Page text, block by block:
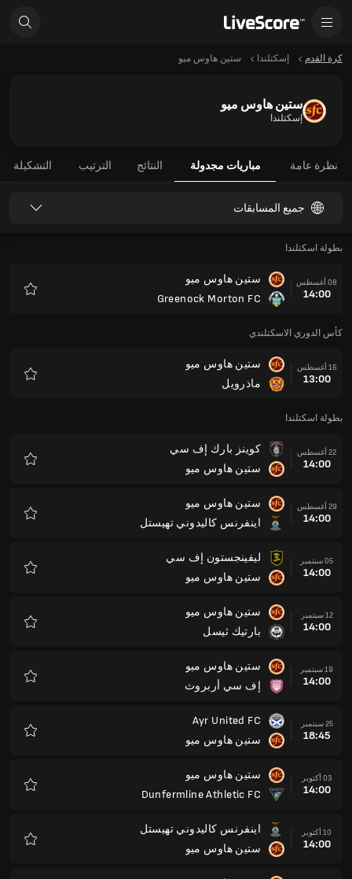
كرة القدم إسكتلندا ستين هاوس ميو
ستين هاوس ميو
إسكتلندا
نظرة عامة مباريات مجدولة النتائج الترتيب التشكيلة
جميع المسابقات
بطولة اسكتلندا
08 أغسطس
14:00
ستين هاوس ميو
Greenock Morton FC
كأس الدوري الاسكتلندي
16 أغسطس
13:00
ستين هاوس ميو
ماذرويل
بطولة اسكتلندا
22 أغسطس
14:00
كوينز بارك إف سي
ستين هاوس ميو
29 أغسطس
14:00
ستين هاوس ميو
اينفرنس كاليدوني تهيستل
05 سبتمبر
14:00
ليفينجستون إف سي
ستين هاوس ميو
12 سبتمبر
14:00
ستين هاوس ميو
بارتيك ثيسل
19 سبتمبر
14:00
ستين هاوس ميو
إف سي أربروث
25 سبتمبر
18:45
Ayr United FC
ستين هاوس ميو
03 أكتوبر
14:00
ستين هاوس ميو
Dunfermline Athletic FC
10 أكتوبر
14:00
اينفرنس كاليدوني تهيستل
ستين هاوس ميو